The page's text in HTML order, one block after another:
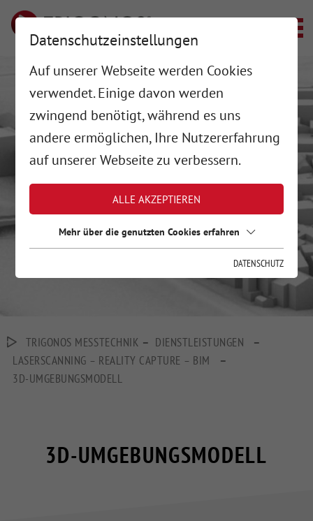
TRIGONOS MESSTECHNIK – DIENSTLEISTUNGEN –
LASERSCANNING – REALITY CAPTURE – BIM –
3D-UMGEBUNGSMODELL
3D-UMGEBUNGSMODELL
Datenschutzeinstellungen
Auf unserer Webseite werden Cookies
verwendet. Einige davon werden
zwingend benötigt, während es uns
andere ermöglichen, Ihre Nutzererfahrung
auf unserer Webseite zu verbessern.
ALLE AKZEPTIEREN
Mehr über die genutzten Cookies erfahren
DATENSCHUTZ